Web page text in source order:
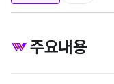
주요내용